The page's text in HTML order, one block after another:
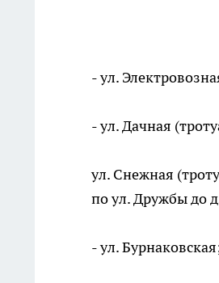
- ул.
- ул. Дачная
ул. Снежная
по ул. Дружбы до
- ул.